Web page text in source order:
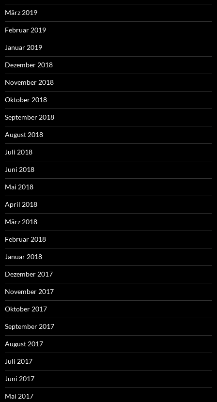
März 2019
Februar 2019
Januar 2019
Dezember 2018
November 2018
Oktober 2018
September 2018
August 2018
Juli 2018
Juni 2018
Mai 2018
April 2018
März 2018
Februar 2018
Januar 2018
Dezember 2017
November 2017
Oktober 2017
September 2017
August 2017
Juli 2017
Juni 2017
Mai 2017